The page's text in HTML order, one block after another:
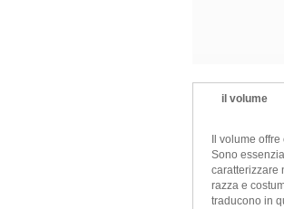
il volume
Il volume
Sono
caratterizzare
razza e
traducono in